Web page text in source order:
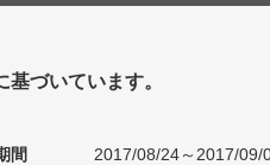
づいています。
間
2017/08/24～2017/09/